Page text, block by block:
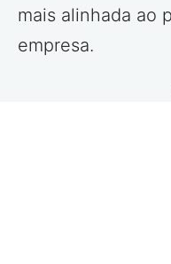
mais alinhada ao
empresa.